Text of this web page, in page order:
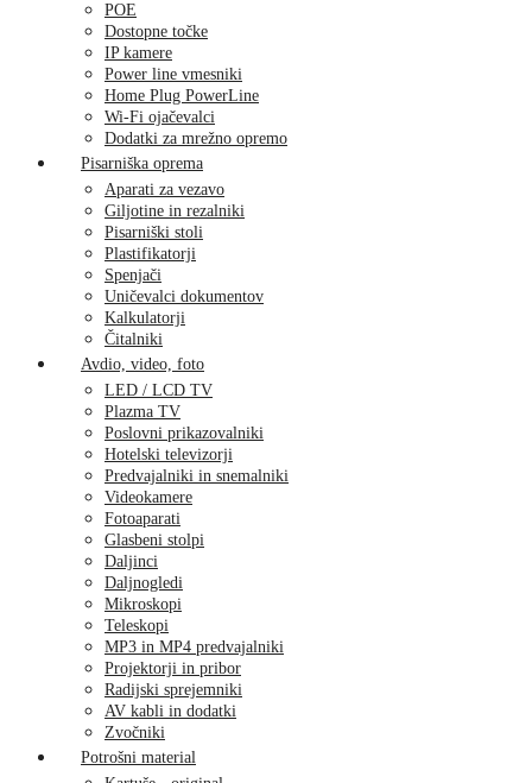
POE
Dostopne točke
IP kamere
Power line vmesniki
Home Plug PowerLine
Wi-Fi ojačevalci
Dodatki za mrežno opremo
Pisarniška oprema
Aparati za vezavo
Giljotine in rezalniki
Pisarniški stoli
Plastifikatorji
Spenjači
Uničevalci dokumentov
Kalkulatorji
Čitalniki
Avdio, video, foto
LED / LCD TV
Plazma TV
Poslovni prikazovalniki
Hotelski televizorji
Predvajalniki in snemalniki
Videokamere
Fotoaparati
Glasbeni stolpi
Daljinci
Daljnogledi
Mikroskopi
Teleskopi
MP3 in MP4 predvajalniki
Projektorji in pribor
Radijski sprejemniki
AV kabli in dodatki
Zvočniki
Potrošni material